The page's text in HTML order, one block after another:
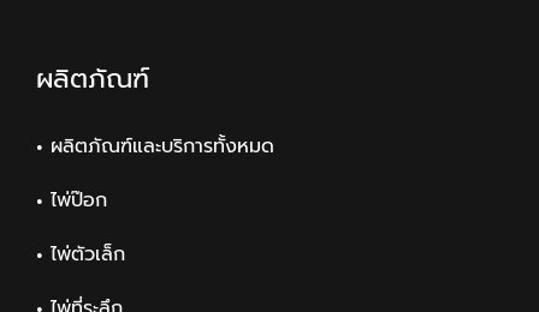
ผลิตภัณฑ์
ผลิตภัณฑ์และบริการทั้งหมด
ไพ่ป๊อก
ไพ่ตัวเล็ก